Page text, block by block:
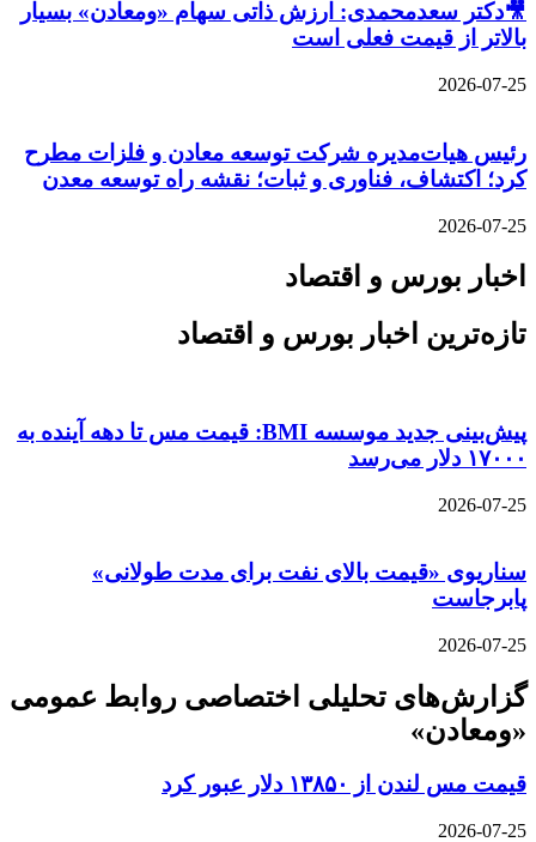
🎥دکتر سعدمحمدی: ارزش ذاتی سهام «ومعادن» بسیار
بالاتر از قیمت فعلی است
2026-07-25
رئیس هیات‌مدیره شرکت توسعه معادن و فلزات مطرح
کرد؛ اکتشاف، فناوری و ثبات؛ نقشه راه توسعه معدن
2026-07-25
اخبار بورس و اقتصاد
تازه‌ترین اخبار بورس و اقتصاد
پیش‌بینی جدید موسسه BMI: قیمت مس تا دهه آینده به
۱۷۰۰۰ دلار می‌رسد
2026-07-25
سناریوی «قیمت بالای نفت برای مدت طولانی»
پابرجاست
2026-07-25
گزارش‌های تحلیلی اختصاصی روابط عمومی
«ومعادن»
قیمت مس لندن از ۱۳۸۵۰ دلار عبور کرد
2026-07-25